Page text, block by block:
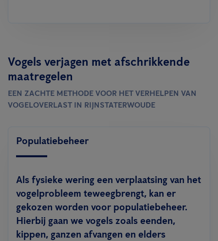
Vogels verjagen met afschrikkende
maatregelen
EEN ZACHTE METHODE VOOR HET VERHELPEN VAN
VOGELOVERLAST IN RIJNSTATERWOUDE
Populatiebeheer
Als fysieke wering een verplaatsing van het
vogelprobleem teweegbrengt, kan er
gekozen worden voor populatiebeheer.
Hierbij gaan we vogels zoals eenden,
kippen, ganzen afvangen en elders